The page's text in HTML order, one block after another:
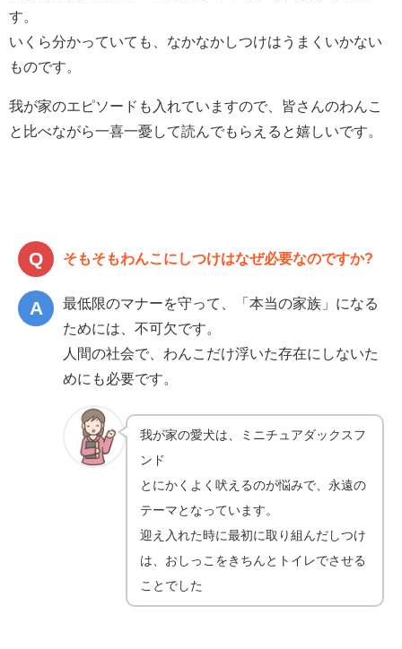
す。
いくら分かっていても、なかなかしつけはうまくいかない
ものです。
我が家のエピソードも入れていますので、皆さんのわんこ
と比べながら一喜一憂して読んでもらえると嬉しいです。
そもそもわんこにしつけはなぜ必要なのですか?
最低限のマナーを守って、「本当の家族」になる
ためには、不可欠です。
人間の社会で、わんこだけ浮いた存在にしないた
めにも必要です。
我が家の愛犬は、ミニチュアダックスフ
ンド
とにかくよく吠えるのが悩みで、永遠の
テーマとなっています。
迎え入れた時に最初に取り組んだしつけ
は、おしっこをきちんとトイレでさせる
ことでした